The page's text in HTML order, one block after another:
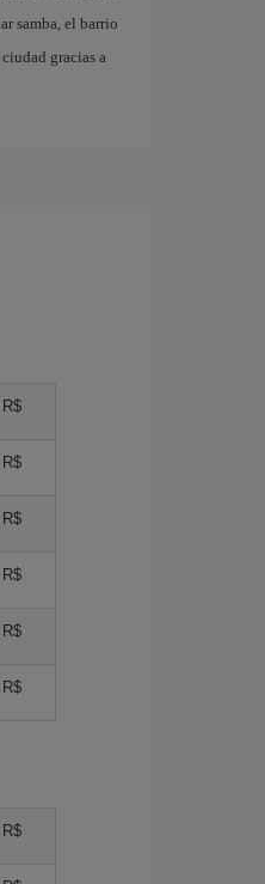
samba, el barrio
gracias a